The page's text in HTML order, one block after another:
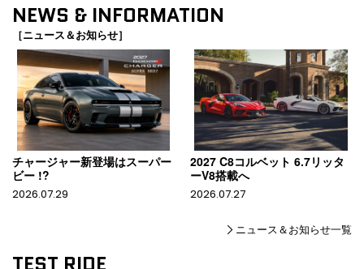
NEWS & INFORMATION
［ニュース＆お知らせ］
チャージャー新登場はスーパー
ビー !?
2026.07.29
2027 C8コルベット 6.7リッタ
ーV8搭載へ
2026.07.27
ニュース＆お知らせ一覧